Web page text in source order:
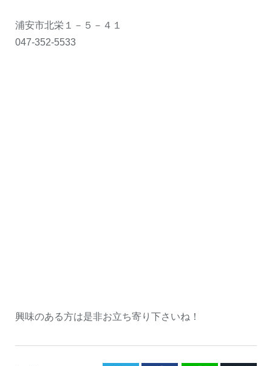
浦安市北栄１－５－４１
047-352-5533
興味のある方は是非お立ち寄り下さいね！
LINE